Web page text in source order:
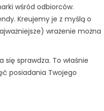
wśród odbiorców.
Kreujemy je z myślą o
wrażenie można
sprawdza. To właśnie
posiadania Twojego